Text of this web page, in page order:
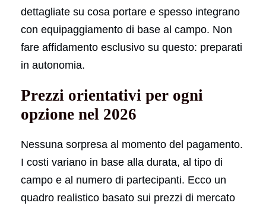
dettagliate su cosa portare e spesso integrano
con equipaggiamento di base al campo. Non
fare affidamento esclusivo su questo: preparati
in autonomia.
Prezzi orientativi per ogni
opzione nel 2026
Nessuna sorpresa al momento del pagamento.
I costi variano in base alla durata, al tipo di
campo e al numero di partecipanti. Ecco un
quadro realistico basato sui prezzi di mercato